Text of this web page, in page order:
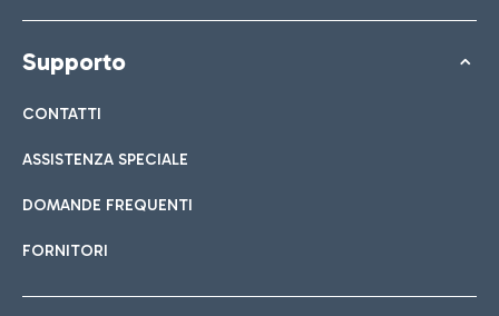
Supporto
CONTATTI
ASSISTENZA SPECIALE
DOMANDE FREQUENTI
FORNITORI